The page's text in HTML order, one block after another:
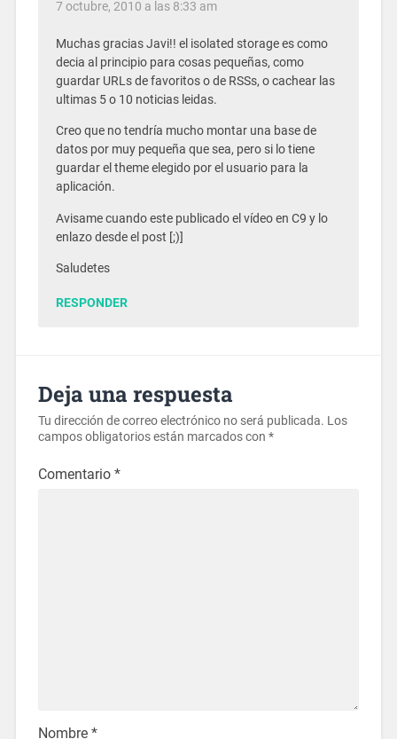
7 octubre, 2010 a las 8:33 am
Muchas gracias Javi!! el isolated storage es como
decia al principio para cosas pequeñas, como
guardar URLs de favoritos o de RSSs, o cachear las
ultimas 5 o 10 noticias leidas.
Creo que no tendría mucho montar una base de
datos por muy pequeña que sea, pero si lo tiene
guardar el theme elegido por el usuario para la
aplicación.
Avisame cuando este publicado el vídeo en C9 y lo
enlazo desde el post [;)]
Saludetes
RESPONDER
Deja una respuesta
Tu dirección de correo electrónico no será publicada. Los
campos obligatorios están marcados con *
Comentario *
Nombre *